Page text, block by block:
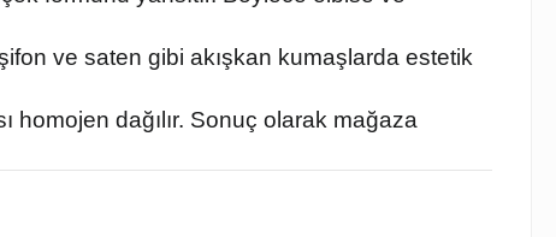
ve saten gibi akışkan kumaşlarda estetik
homojen dağılır. Sonuç olarak mağaza